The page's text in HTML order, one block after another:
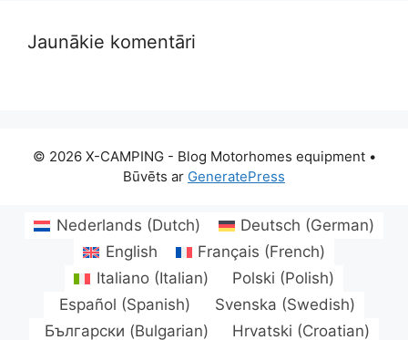
Jaunākie komentāri
© 2026 X-CAMPING - Blog Motorhomes equipment•
Būvēts ar GeneratePress
Nederlands (Dutch) Deutsch (German)
English
Français (French)
Italiano(Italian) Polski (Polish)
Español (Spanish) Svenska (Swedish)
Български (Bulgarian) Hrvatski (Croatian)